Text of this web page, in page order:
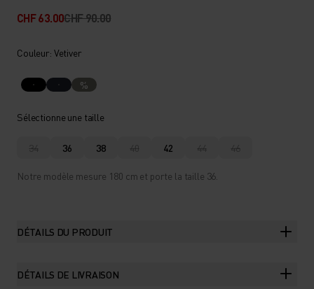
CHF 63.00CHF 90.00
Couleur: Vetiver
%
Sélectionne une taille
34 36 38 40 42 44 46
Notre modèle mesure 180 cm et porte la taille 36.
DÉTAILS DU PRODUIT
DÉTAILS DE LIVRAISON